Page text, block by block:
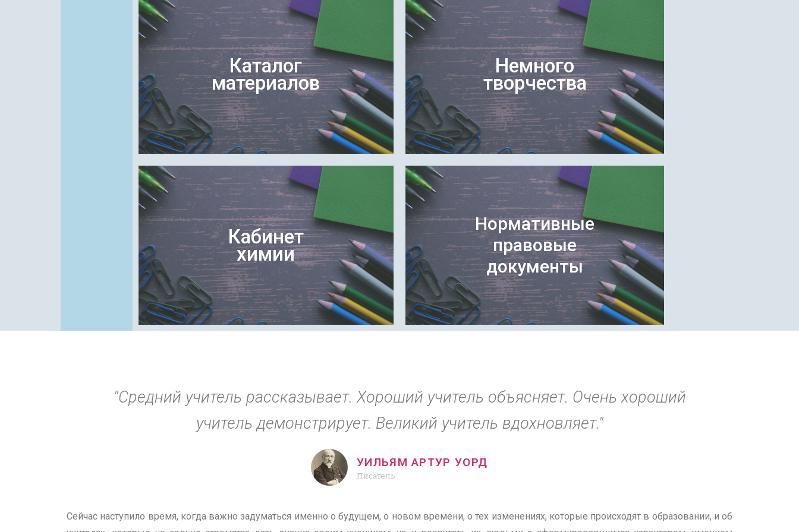
Каталог
материалов
Немного
творчества
Кабинет
химии
Нормативные
правовые
документы
"Cредний учитель рассказывает. Хороший учитель объясняет. Очень хороший
учитель демонстрирует. Великий учитель вдохновляет."
УИЛЬЯМ АРТУР УОРД
Писатель
Сейчас наступило время, когда важно задуматься именно о будущем, о новом времени, о тех изменениях, которые происходят в образовании, и об